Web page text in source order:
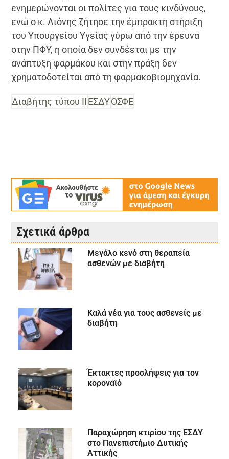
ενημερώνονται οι πολίτες για τους κινδύνους,
ενώ ο κ. Λιόνης ζήτησε την έμπρακτη στήριξη
του Υπουργείου Υγείας γύρω από την έρευνα
στην ΠΦΥ, η οποία δεν συνδέεται με την
ανάπτυξη φαρμάκου και στην πράξη δεν
χρηματοδοτείται από τη φαρμακοβιομηχανία.
Διαβήτης τύπου IIΕΣΔΥΟΣΦΕ
Σχετικά άρθρα
Μεγάλο κενό στη θεραπεία
ασθενών με διαβήτη
Καλά νέα για τους ασθενείς με
διαβήτη
Έκτακτες προσλήψεις για τον
κοροναϊό
Παραχώρηση κτιρίου της ΕΣΔΥ
στο Πανεπιστήμιο Δυτικής
Αττικής